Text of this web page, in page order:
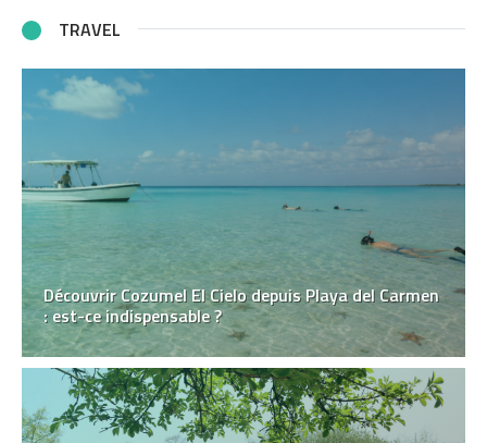
TRAVEL
Découvrir Cozumel El Cielo depuis Playa del Carmen
: est-ce indispensable ?